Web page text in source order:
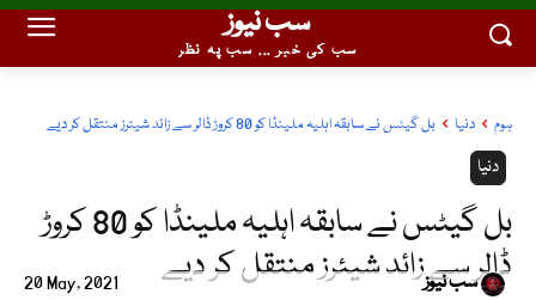
سب نیوز
سب کی خبر ... سب پہ نظر
ہوم دنیا بل گیٹس نے سابقہ اہلیہ ملینڈا کو 80 کروڑ ڈالر سے زائد شیئرز منتقل کر دیے
دنیا
بل گیٹس نے سابقہ اہلیہ ملینڈا کو 80 کروڑ
ڈالر سے زائد شیئرز منتقل کر دیے
20 May, 2021 سب نیوز